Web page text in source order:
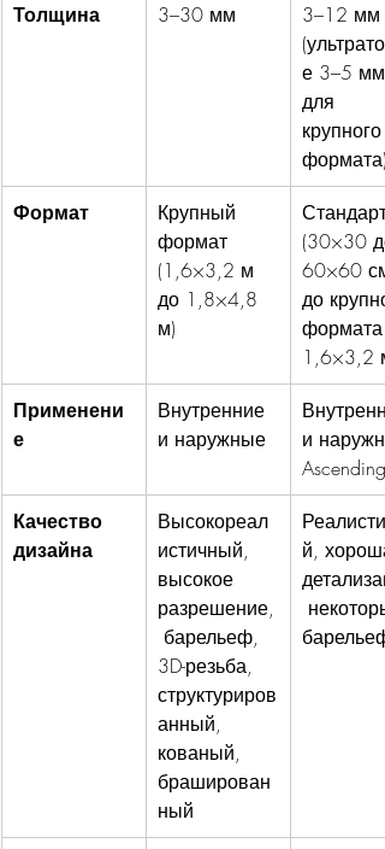
Толщина 3–30 мм
3–12 мм
е 3–5 мм
для
крупного
формата)
Формат
Крупный
формат
(1,6×3,2 м
до 1,8×4,8
м)
Стандарт
(30×30
60×60
до
формата
1,6×3,2 м)
Применени
е
Внутренние
и наружные
и
Ascending
Качество
дизайна
Высокореал
истичный,
высокое
разрешение,
барельеф,
3D-резьба,
структуриров
анный,
кованый,
браширован
ный
й,